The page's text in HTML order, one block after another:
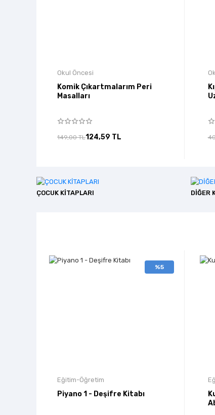
Okul Öncesi
Komik Çıkartmalarım Peri
Masalları
149,00 TL124,59 TL
ÇOCUK KİTAPLARI DİĞER
%5
Eğitim-Öğretim
Piyano 1 - Deşifre Kitabı